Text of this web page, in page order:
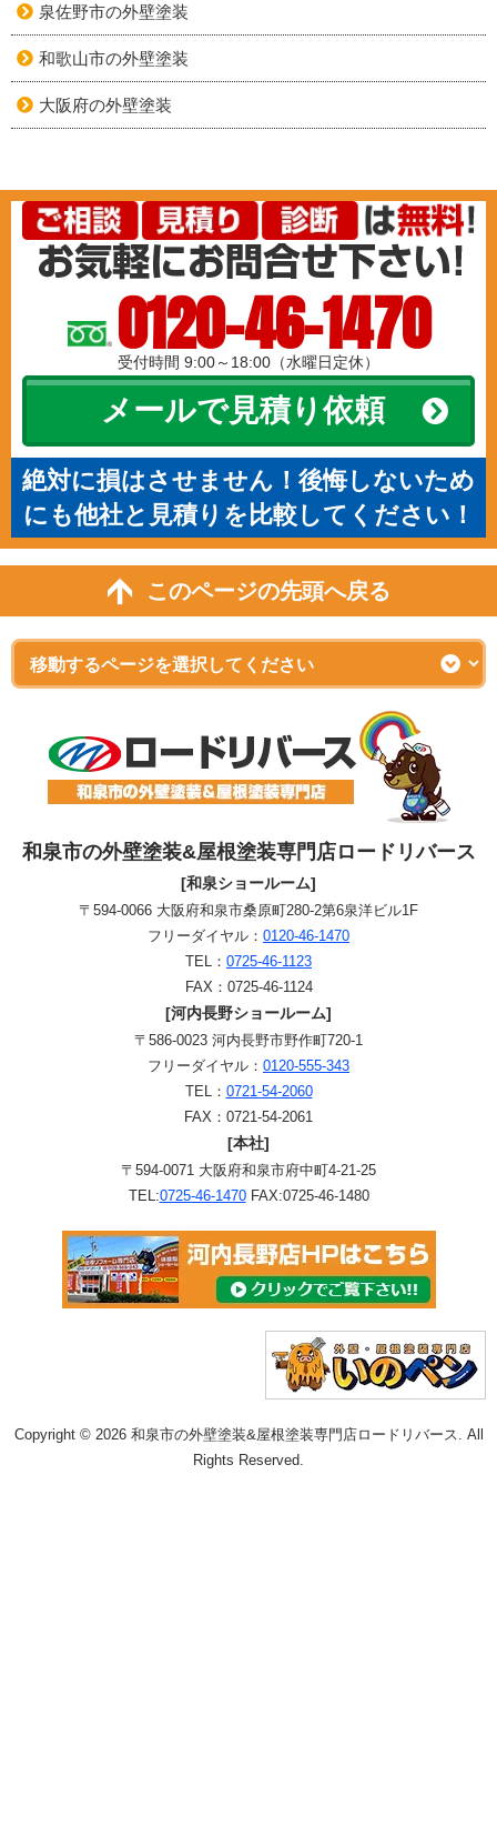
泉佐野市の外壁塗装
和歌山市の外壁塗装
大阪府の外壁塗装
0120-46-1470
受付時間 9:00～18:00（水曜日定休）
メールで見積り依頼
絶対に損はさせません！後悔しないため
にも他社と見積りを比較してください！
このページの先頭へ戻る
和泉市の外壁塗装&屋根塗装専門店ロードリバース
[和泉ショールーム]
〒594-0066 大阪府和泉市桑原町280-2第6泉洋ビル1F
フリーダイヤル： 0120-46-1470
TEL： 0725-46-1123
FAX：0725-46-1124
[河内長野ショールーム]
〒586-0023 河内長野市野作町720-1
フリーダイヤル： 0120-555-343
TEL： 0721-54-2060
FAX：0721-54-2061
[本社]
〒594-0071 大阪府和泉市府中町4-21-25
TEL:0725-46-1470FAX:0725-46-1480
Copyright © 2026 和泉市の外壁塗装&屋根塗装専門店ロードリバース. All
Rights Reserved.